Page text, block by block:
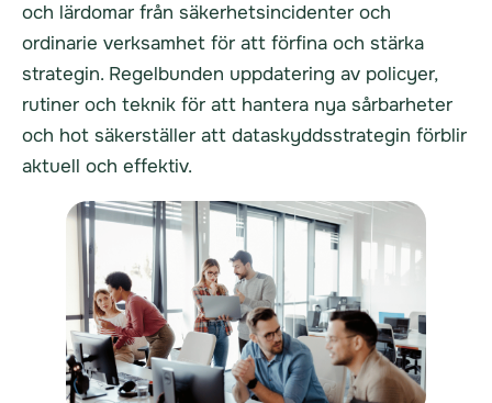
och lärdomar från säkerhetsincidenter och
ordinarie verksamhet för att förfina och stärka
strategin. Regelbunden uppdatering av policyer,
rutiner och teknik för att hantera nya sårbarheter
och hot säkerställer att dataskyddsstrategin förblir
aktuell och effektiv.